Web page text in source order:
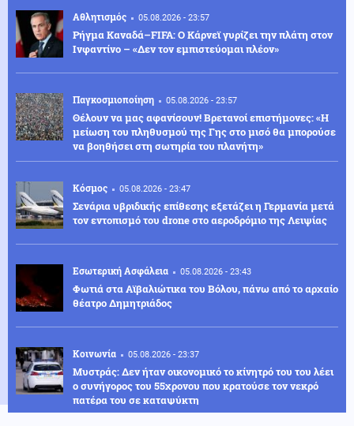
Αθλητισμός 05.08.2026 - 23:57
Ρήγμα Καναδά–FIFA: Ο Κάρνεϊ γυρίζει την πλάτη στον
Ινφαντίνο – «Δεν τον εμπιστεύομαι πλέον»
Παγκοσμιοποίηση 05.08.2026 - 23:57
Θέλουν να μας αφανίσουν! Βρετανοί επιστήμονες: «Η
μείωση του πληθυσμού της Γης στο μισό θα μπορούσε
να βοηθήσει στη σωτηρία του πλανήτη»
Κόσμος 05.08.2026 - 23:47
Σενάρια υβριδικής επίθεσης εξετάζει η Γερμανία μετά
τον εντοπισμό του drone στο αεροδρόμιο της Λειψίας
Εσωτερική Ασφάλεια 05.08.2026 - 23:43
Φωτιά στα Αϊβαλιώτικα του Βόλου, πάνω από το αρχαίο
θέατρο Δημητριάδος
Κοινωνία 05.08.2026 - 23:37
Μυστράς: Δεν ήταν οικονομικό το κίνητρό του του λέει
ο συνήγορος του 55χρονου που κρατούσε τον νεκρό
πατέρα του σε καταψύκτη